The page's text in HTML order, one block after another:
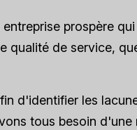
prospère
qualité de service,
d'identifier les
tous besoin d'une